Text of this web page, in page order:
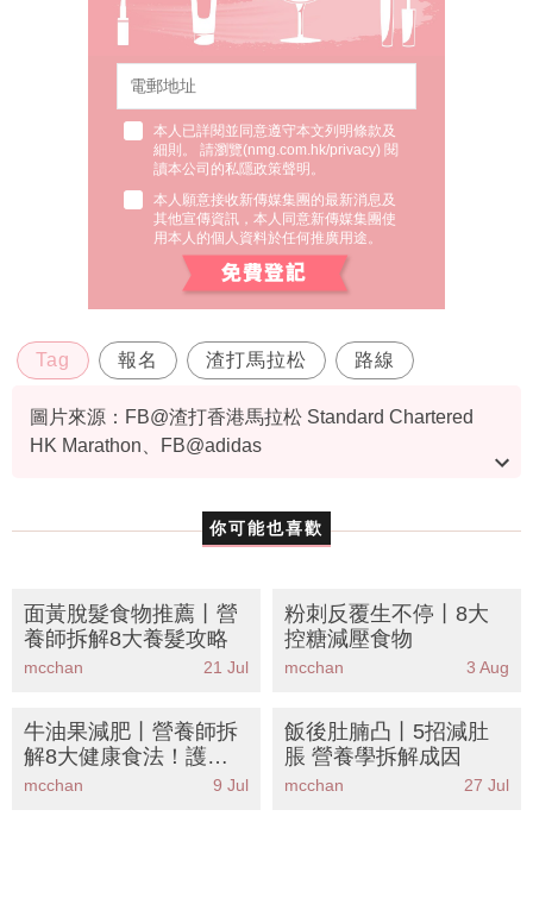
本人已詳閱並同意遵守本文列明條款及
細則。 請瀏覽(nmg.com.hk/privacy) 閱
讀本公司的私隱政策聲明。
本人願意接收新傳媒集團的最新消息及
其他宣傳資訊，本人同意新傳媒集團使
用本人的個人資料於任何推廣用途。
Tag 報名 渣打馬拉松 路線
圖片來源：FB@渣打香港馬拉松 Standard Chartered
HK Marathon、FB@adidas
你可能也喜歡
面黃脫髮食物推薦丨營
養師拆解8大養髮攻略
mcchan 21 Jul
粉刺反覆生不停丨8大
控糖減壓食物
mcchan 3 Aug
牛油果減肥丨營養師拆
解8大健康食法！護心
降膽固醇但熱量高？食
mcchan 9 Jul
飯後肚腩凸丨5招減肚
脹 營養學拆解成因
mcchan 27 Jul